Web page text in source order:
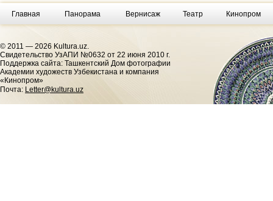
Главная Панорама Вернисаж Театр Кинопром
© 2011 — 2026 Kultura.uz.
Cвидетельство УзАПИ №0632 от 22 июня 2010 г.
Поддержка сайта: Ташкентский Дом фотографии
Академии художеств Узбекистана и компания
«Кинопром»
Почта: Letter@kultura.uz